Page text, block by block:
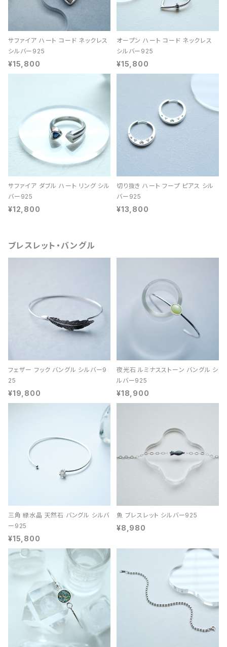
サファイア ハート コード ネックレス
シルバー925
¥15,800
オープン ハート コード ネックレス
シルバー925
¥15,800
サファイア ダブル ハート リング シル
バー925
¥12,800
切り抜き ハート フープ ピアス シル
バー925
¥13,800
ブレスレット・バングル
フェザー フック バングル シルバー9
25
¥19,800
夜光石 ルミナスストーン バングル シ
ルバー925
¥18,900
三角 緑水晶 天然石 バングル シルバ
ー925
¥15,800
魚 ブレスレット シルバー925
¥8,980